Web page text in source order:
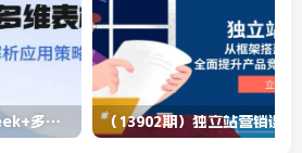
（14280期）Deepseek+多维表格，银行营销新利器，深度解析应用策略，提升营销效果